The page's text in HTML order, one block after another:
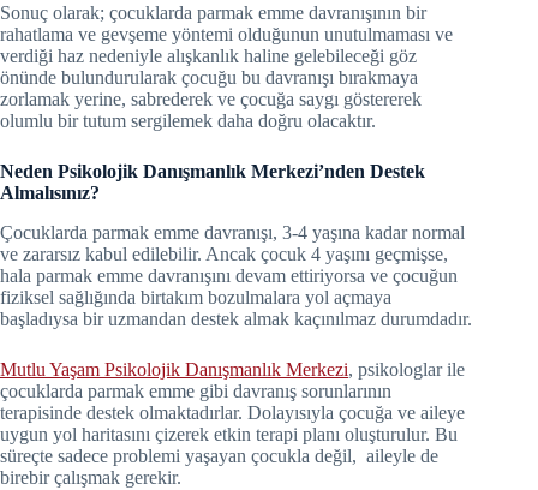
Sonuç olarak; çocuklarda parmak emme davranışının bir
rahatlama ve gevşeme yöntemi olduğunun unutulmaması ve
verdiği haz nedeniyle alışkanlık haline gelebileceği göz
önünde bulundurularak çocuğu bu davranışı bırakmaya
zorlamak yerine, sabrederek ve çocuğa saygı göstererek
olumlu bir tutum sergilemek daha doğru olacaktır.
Neden Psikolojik Danışmanlık Merkezi’nden Destek
Almalısınız?
Çocuklarda parmak emme davranışı, 3-4 yaşına kadar normal
ve zararsız kabul edilebilir. Ancak çocuk 4 yaşını geçmişse,
hala parmak emme davranışını devam ettiriyorsa ve çocuğun
fiziksel sağlığında birtakım bozulmalara yol açmaya
başladıysa bir uzmandan destek almak kaçınılmaz durumdadır.
Mutlu Yaşam Psikolojik Danışmanlık Merkezi, psikologlar ile
çocuklarda parmak emme gibi davranış sorunlarının
terapisinde destek olmaktadırlar. Dolayısıyla çocuğa ve aileye
uygun yol haritasını çizerek etkin terapi planı oluşturulur. Bu
süreçte sadece problemi yaşayan çocukla değil, aileyle de
birebir çalışmak gerekir.